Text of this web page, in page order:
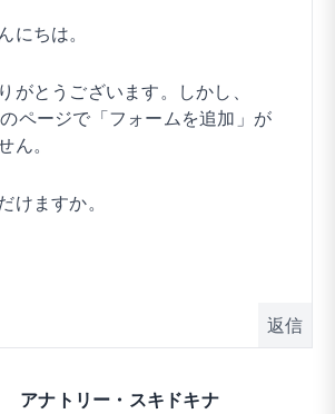
にちは。
がとうございます。しかし、
ページで「フォームを追加」が
ん。
けますか。
返信
アナトリー・スキドキナ投稿: